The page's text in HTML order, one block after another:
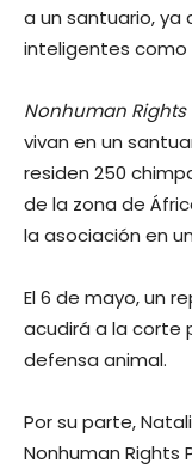
a un santuario,
inteligentes como
Nonhuman Rights
vivan en un
residen 250
de la zona de
la asociación en
El 6 de mayo, un
acudirá a la corte
defensa animal.
Por su parte,
Nonhuman Rights